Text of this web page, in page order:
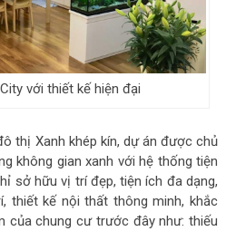
với thiết kế hiện đại
thị Xanh khép kín, dự án được chủ
không gian xanh với hệ thống tiện
sở hữu vị trí đẹp, tiện ích đa dạng,
thiết kế nội thất thông minh, khắc
của chung cư trước đây như: thiếu